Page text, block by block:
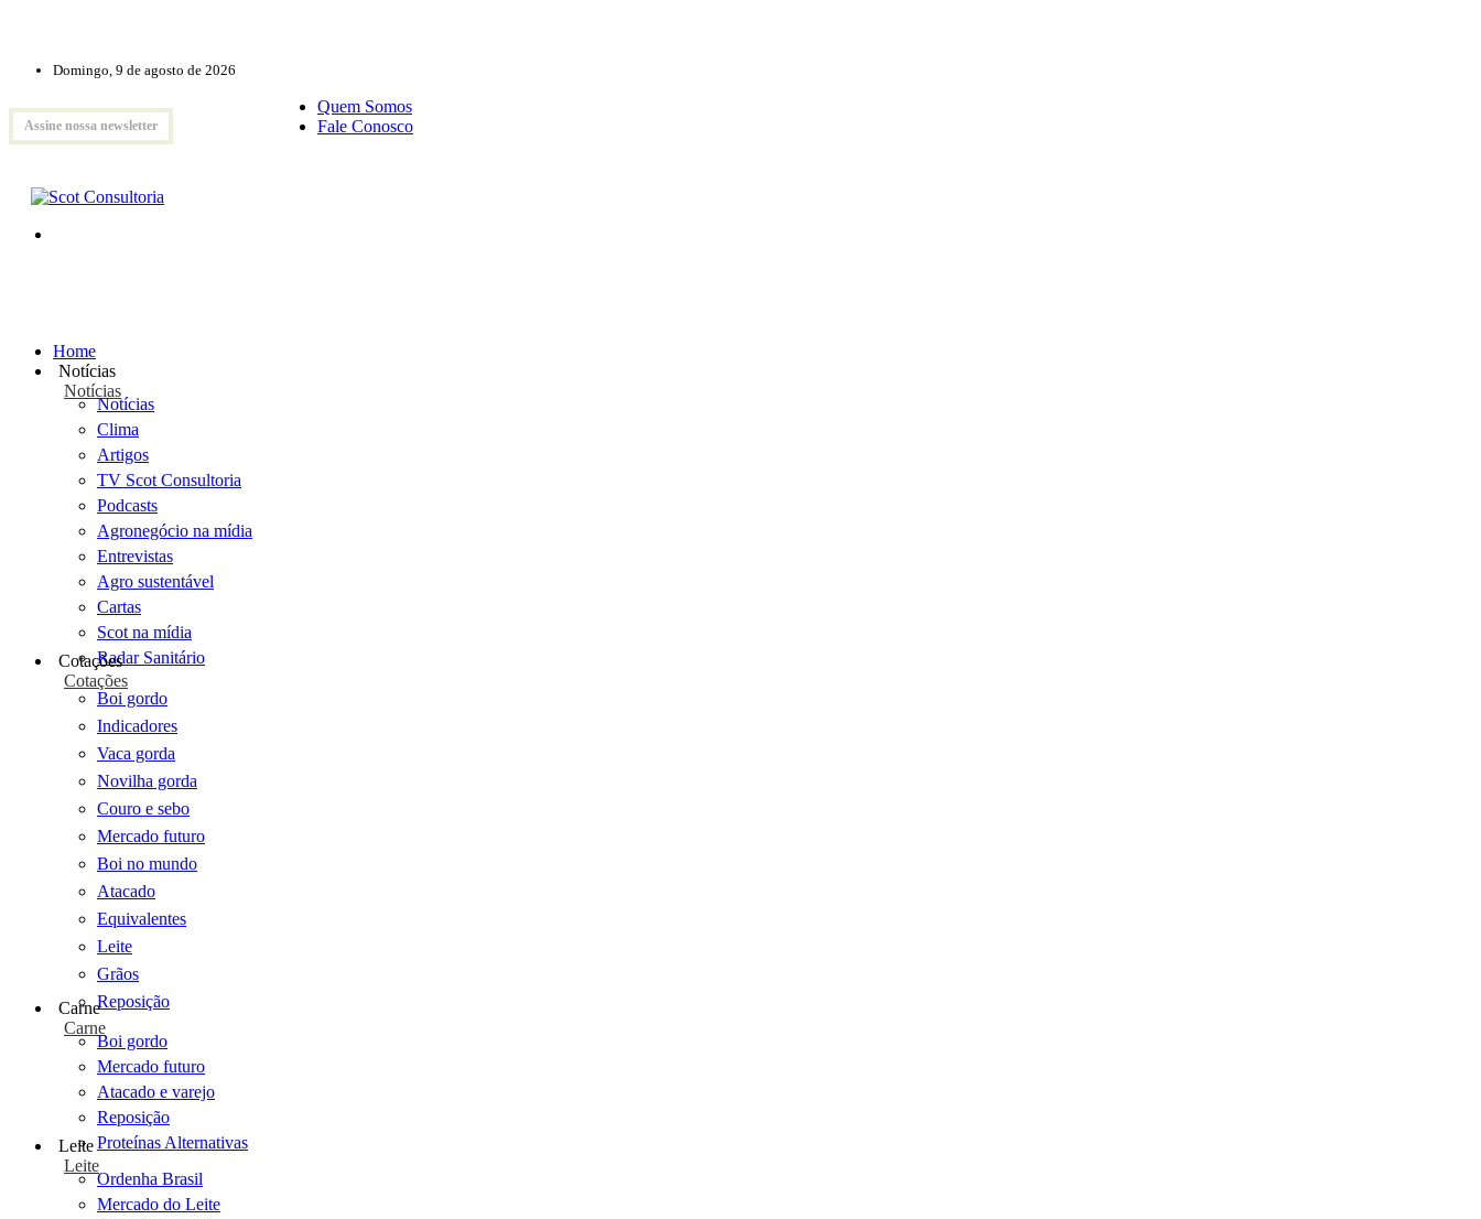
Domingo, 9 de agosto de 2026
Assine nossa newsletter
Quem Somos
Fale Conosco
Home
Notícias
Notícias
Notícias
Clima
Artigos
TV Scot Consultoria
Podcasts
Agronegócio na mídia
Entrevistas
Agro sustentável
Cartas
Scot na mídia
Radar Sanitário
Cotações
Cotações
Boi gordo
Indicadores
Vaca gorda
Novilha gorda
Couro e sebo
Mercado futuro
Boi no mundo
Atacado
Equivalentes
Leite
Grãos
Reposição
Carne
Carne
Boi gordo
Mercado futuro
Atacado e varejo
Reposição
Proteínas Alternativas
Leite
Leite
Ordenha Brasil
Mercado do Leite